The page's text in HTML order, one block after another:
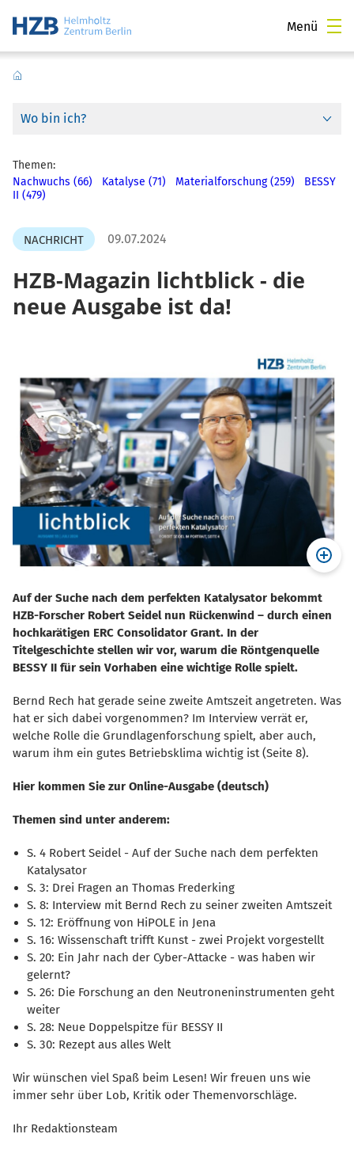
Menü
Wo bin ich?
Themen:
Nachwuchs (66)
Katalyse (71) Materialforschung (259)
BESSY
II (479)
NACHRICHT 09.07.2024
HZB-Magazin lichtblick - die
neue Ausgabe ist da!
Auf der Suche nach dem perfekten Katalysator bekommt
HZB-Forscher Robert Seidel nun Rückenwind – durch einen
hochkarätigen ERC Consolidator Grant. In der
Titelgeschichte stellen wir vor, warum die Röntgenquelle
BESSY II für sein Vorhaben eine wichtige Rolle spielt.
Bernd Rech hat gerade seine zweite Amtszeit angetreten. Was
hat er sich dabei vorgenommen? Im Interview verrät er,
welche Rolle die Grundlagenforschung spielt, aber auch,
warum ihm ein gutes Betriebsklima wichtig ist (Seite 8).
Hier kommen Sie zur Online-Ausgabe (deutsch)
Themen sind unter anderem:
S. 4 Robert Seidel - Auf der Suche nach dem perfekten
Katalysator
S. 3: Drei Fragen an Thomas Frederking
S. 8: Interview mit Bernd Rech zu seiner zweiten Amtszeit
S. 12: Eröffnung von HiPOLE in Jena
S. 16: Wissenschaft trifft Kunst - zwei Projekt vorgestellt
S. 20: Ein Jahr nach der Cyber-Attacke - was haben wir
gelernt?
S. 26: Die Forschung an den Neutroneninstrumenten geht
weiter
S. 28: Neue Doppelspitze für BESSY II
S. 30: Rezept aus alles Welt
Wir wünschen viel Spaß beim Lesen! Wir freuen uns wie
immer sehr über Lob, Kritik oder Themenvorschläge.
Ihr Redaktionsteam